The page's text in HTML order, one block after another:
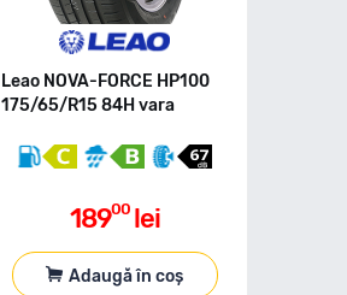
Leao NOVA-FORCE HP100
175/65/R15 84H vara
18900 lei
Adaugă în coș